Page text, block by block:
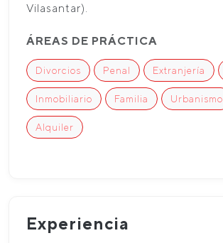
Vilasantar).
ÁREAS DE PRÁCTICA
Divorcios Penal Extranjería
Inmobiliario Familia Urbanismo
Alquiler
Experiencia